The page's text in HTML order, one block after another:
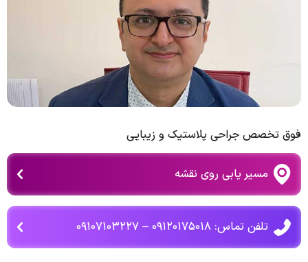
فوق تخصص جراحی پلاستیک و زیبایی
مسیر یابی روی نقشه
تلفن تماس: ۰۹۱۲۰۱۷۵۰۱۸ – ۰۹۱۰۷۱۰۳۲۲۷